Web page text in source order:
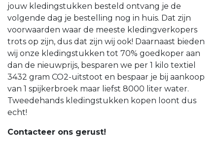
jouw kledingstukken besteld ontvang je de
volgende dag je bestelling nog in huis. Dat zijn
voorwaarden waar de meeste kledingverkopers
trots op zijn, dus dat zijn wij ook! Daarnaast bieden
wij onze kledingstukken tot 70% goedkoper aan
dan de nieuwprijs, besparen we per 1 kilo textiel
3432 gram CO2-uitstoot en bespaar je bij aankoop
van 1 spijkerbroek maar liefst 8000 liter water.
Tweedehands kledingstukken kopen loont dus
echt!
Contacteer ons gerust!